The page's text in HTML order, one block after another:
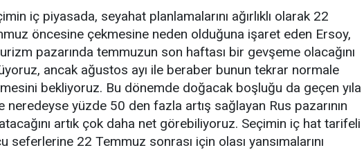
iç piyasada, seyahat planlamalarını ağırlıklı olarak 22
öncesine çekmesine neden olduğuna işaret eden Ersoy,
pazarında temmuzun son haftası bir gevşeme olacağını
ancak ağustos ayı ile beraber bunun tekrar normale
bekliyoruz. Bu dönemde doğacak boşluğu da geçen yıla
neredeyse yüzde 50 den fazla artış sağlayan Rus pazarının
artık çok daha net görebiliyoruz. Seçimin iç hat tarifeli
seferlerine 22 Temmuz sonrası için olası yansımalarını